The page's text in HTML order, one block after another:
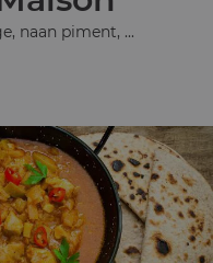
naan piment, ...